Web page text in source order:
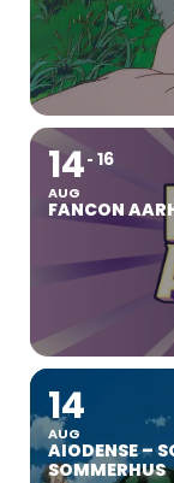
14
AUG
16
FANCON
14
AUG
AIODENSE –
SOMMERHUS